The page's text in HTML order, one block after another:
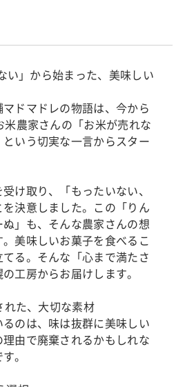
い」から始まった、美味しい
ドマドレの物語は、今から
農家さんの「お米が売れな
いう切実な一言からスター
け取り、「もったいない、
決意しました。この「りん
」も、そんな農家さんの想
美味しいお菓子を食べるこ
る。そんな「心まで満たさ
工房からお届けします。
た、大切な素材
のは、味は抜群に美味しい
由で廃棄されるかもしれな
。